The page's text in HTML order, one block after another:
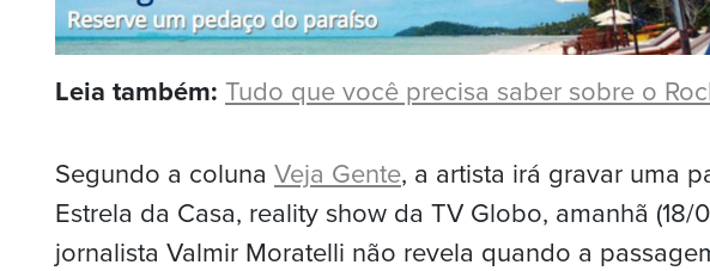
Leia também: Tudo que você precisa saber sobre o
Segundo a coluna Veja Gente, a artista irá gravar uma
Estrela da Casa, reality show da TV Globo, amanhã (18/
jornalista Valmir Moratelli não revela quando a